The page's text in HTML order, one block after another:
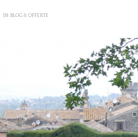
IN: BLOG & OFFERTE